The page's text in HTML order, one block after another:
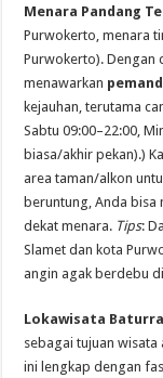
Menara Pandang
Purwokerto, menara
Purwokerto). Dengan
menawarkan
kejauhan, terutama
Sabtu 09:00–22:00,
biasa/akhir pekan).)
area taman/alkon
beruntung, Anda bisa
dekat menara. Tips:
Slamet dan kota
angin agak berdebu
Lokawisata
sebagai tujuan wisata
ini lengkap dengan